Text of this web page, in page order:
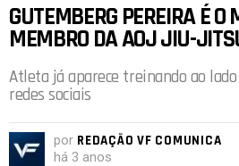
GUTEMBERG PEREIRA É O
MEMBRO DA AOJ JIU-
Atleta já aparece treinando ao
redes sociais
por REDAÇÃO VF COMUNICA
há 3 anos